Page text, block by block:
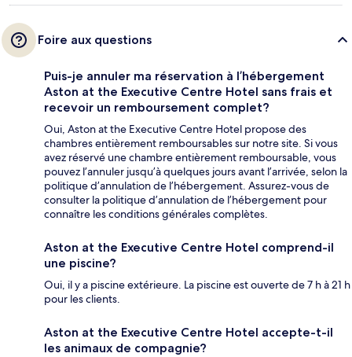
Foire aux questions
Puis-je annuler ma réservation à l’hébergement
Aston at the Executive Centre Hotel sans frais et
recevoir un remboursement complet?
Oui, Aston at the Executive Centre Hotel propose des
chambres entièrement remboursables sur notre site. Si vous
avez réservé une chambre entièrement remboursable, vous
pouvez l’annuler jusqu’à quelques jours avant l’arrivée, selon la
politique d’annulation de l’hébergement. Assurez-vous de
consulter la politique d’annulation de l’hébergement pour
connaître les conditions générales complètes.
Aston at the Executive Centre Hotel comprend-il
une piscine?
Oui, il y a piscine extérieure. La piscine est ouverte de 7 h à 21 h
pour les clients.
Aston at the Executive Centre Hotel accepte-t-il
les animaux de compagnie?